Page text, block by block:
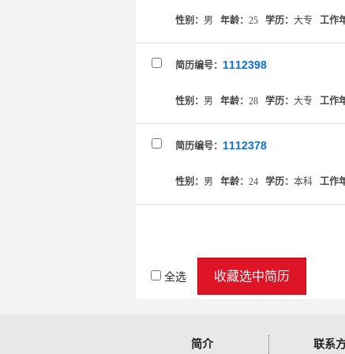
性别： 男 年龄： 25 学历： 大专 工作
简历编号： 1112398
性别： 男 年龄： 28 学历： 大专 工作
简历编号： 1112378
性别： 男 年龄： 24 学历： 本科 工作
全选 收藏选中简历
简介 联系